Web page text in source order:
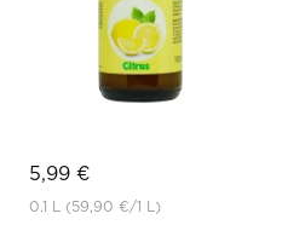
5,99 €
0.1 L (59,90 €/1 L)